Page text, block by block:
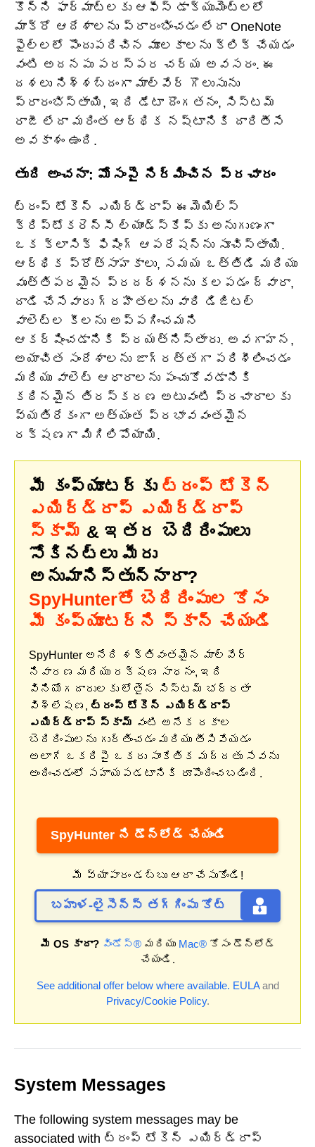
కొన్ని ఫార్మాట్‌లకు ఆఫీస్ డాక్యుమెంట్‌లలో
మాక్రో ఆదేశాలను ప్రారంభించడం లేదా OneNote
ఫైల్‌లలో పొందుపరిచిన మూలకాలను క్లిక్ చేయడం
వంటి అదనపు పరస్పర చర్య అవసరం. ఈ
దశలు నిశ్శబ్దంగా మాల్వేర్ గొలుసును
ప్రారంభిస్తాయి, ఇది డేటా దొంగతనం, సిస్టమ్
రాజీ లేదా మరింత ఆర్థిక నష్టానికి దారితీసే
అవకాశం ఉంది.
తుది అంచనా: మోసంపై నిర్మించిన ప్రచారం
ట్రంప్ టోకెన్ ఎయిర్‌డ్రాప్ ఈమెయిల్స్
క్రిప్టోకరెన్సీ ల్యాండ్‌స్కేప్‌కు అనుగుణంగా
ఒక క్లాసిక్ ఫిషింగ్ ఆపరేషన్‌ను సూచిస్తాయి.
ఆర్థిక ప్రోత్సాహకాలు, సమయ ఒత్తిడి మరియు
వృత్తిపరమైన ప్రదర్శనను కలపడం ద్వారా,
దాడి చేసేవారు గ్రహీతలను వారి డిజిటల్
వాలెట్‌ల కీలను అప్పగించమని
ఆకర్షించడానికి ప్రయత్నిస్తారు. అవగాహన,
అయాచిత సందేశాలను జాగ్రత్తగా పరిశీలించడం
మరియు వాలెట్ ఆధారాలను పంచుకోవడానికి
కఠినమైన తిరస్కరణ అటువంటి ప్రచారాలకు
వ్యతిరేకంగా అత్యంత ప్రభావవంతమైన
రక్షణగా మిగిలిపోయాయి.
మీ కంప్యూటర్‌కు ట్రంప్ టోకెన్
ఎయిర్‌డ్రాప్ ఎయిర్‌డ్రాప్
స్కామ్ & ఇతర బెదిరింపులు
సోకినట్లు మీరు
అనుమానిస్తున్నారా?
SpyHunterతో బెదిరింపుల కోసం
మీ కంప్యూటర్‌ని స్కాన్ చేయండి
SpyHunter అనేది శక్తివంతమైన మాల్వేర్
నివారణ మరియు రక్షణ సాధనం, ఇది
వినియోగదారులకు లోతైన సిస్టమ్ భద్రతా
విశ్లేషణ, ట్రంప్ టోకెన్ ఎయిర్‌డ్రాప్
ఎయిర్‌డ్రాప్ స్కామ్ వంటి అనేక రకాల
బెదిరింపులను గుర్తించడం మరియు తీసివేయడం
అలాగే ఒకరిపై ఒకరు సాంకేతిక మద్దతు సేవను
అందించడంలో సహాయపడటానికి రూపొందించబడింది.
SpyHunter ని డౌన్‌లోడ్ చేయండి
మీ వ్యాపారం డబ్బు ఆదా చేసుకోండి!
బహుళ-లైసెన్స్ తగ్గింపు కోట్
మీ OS కాదా? విండోస్®మరియు Mac®కోసం డౌన్‌లోడ్
చేయండి.
See additional offer below where available. EULAand
Privacy/Cookie Policy.
System Messages
The following system messages may be
associated with ట్రంప్ టోకెన్ ఎయిర్‌డ్రాప్